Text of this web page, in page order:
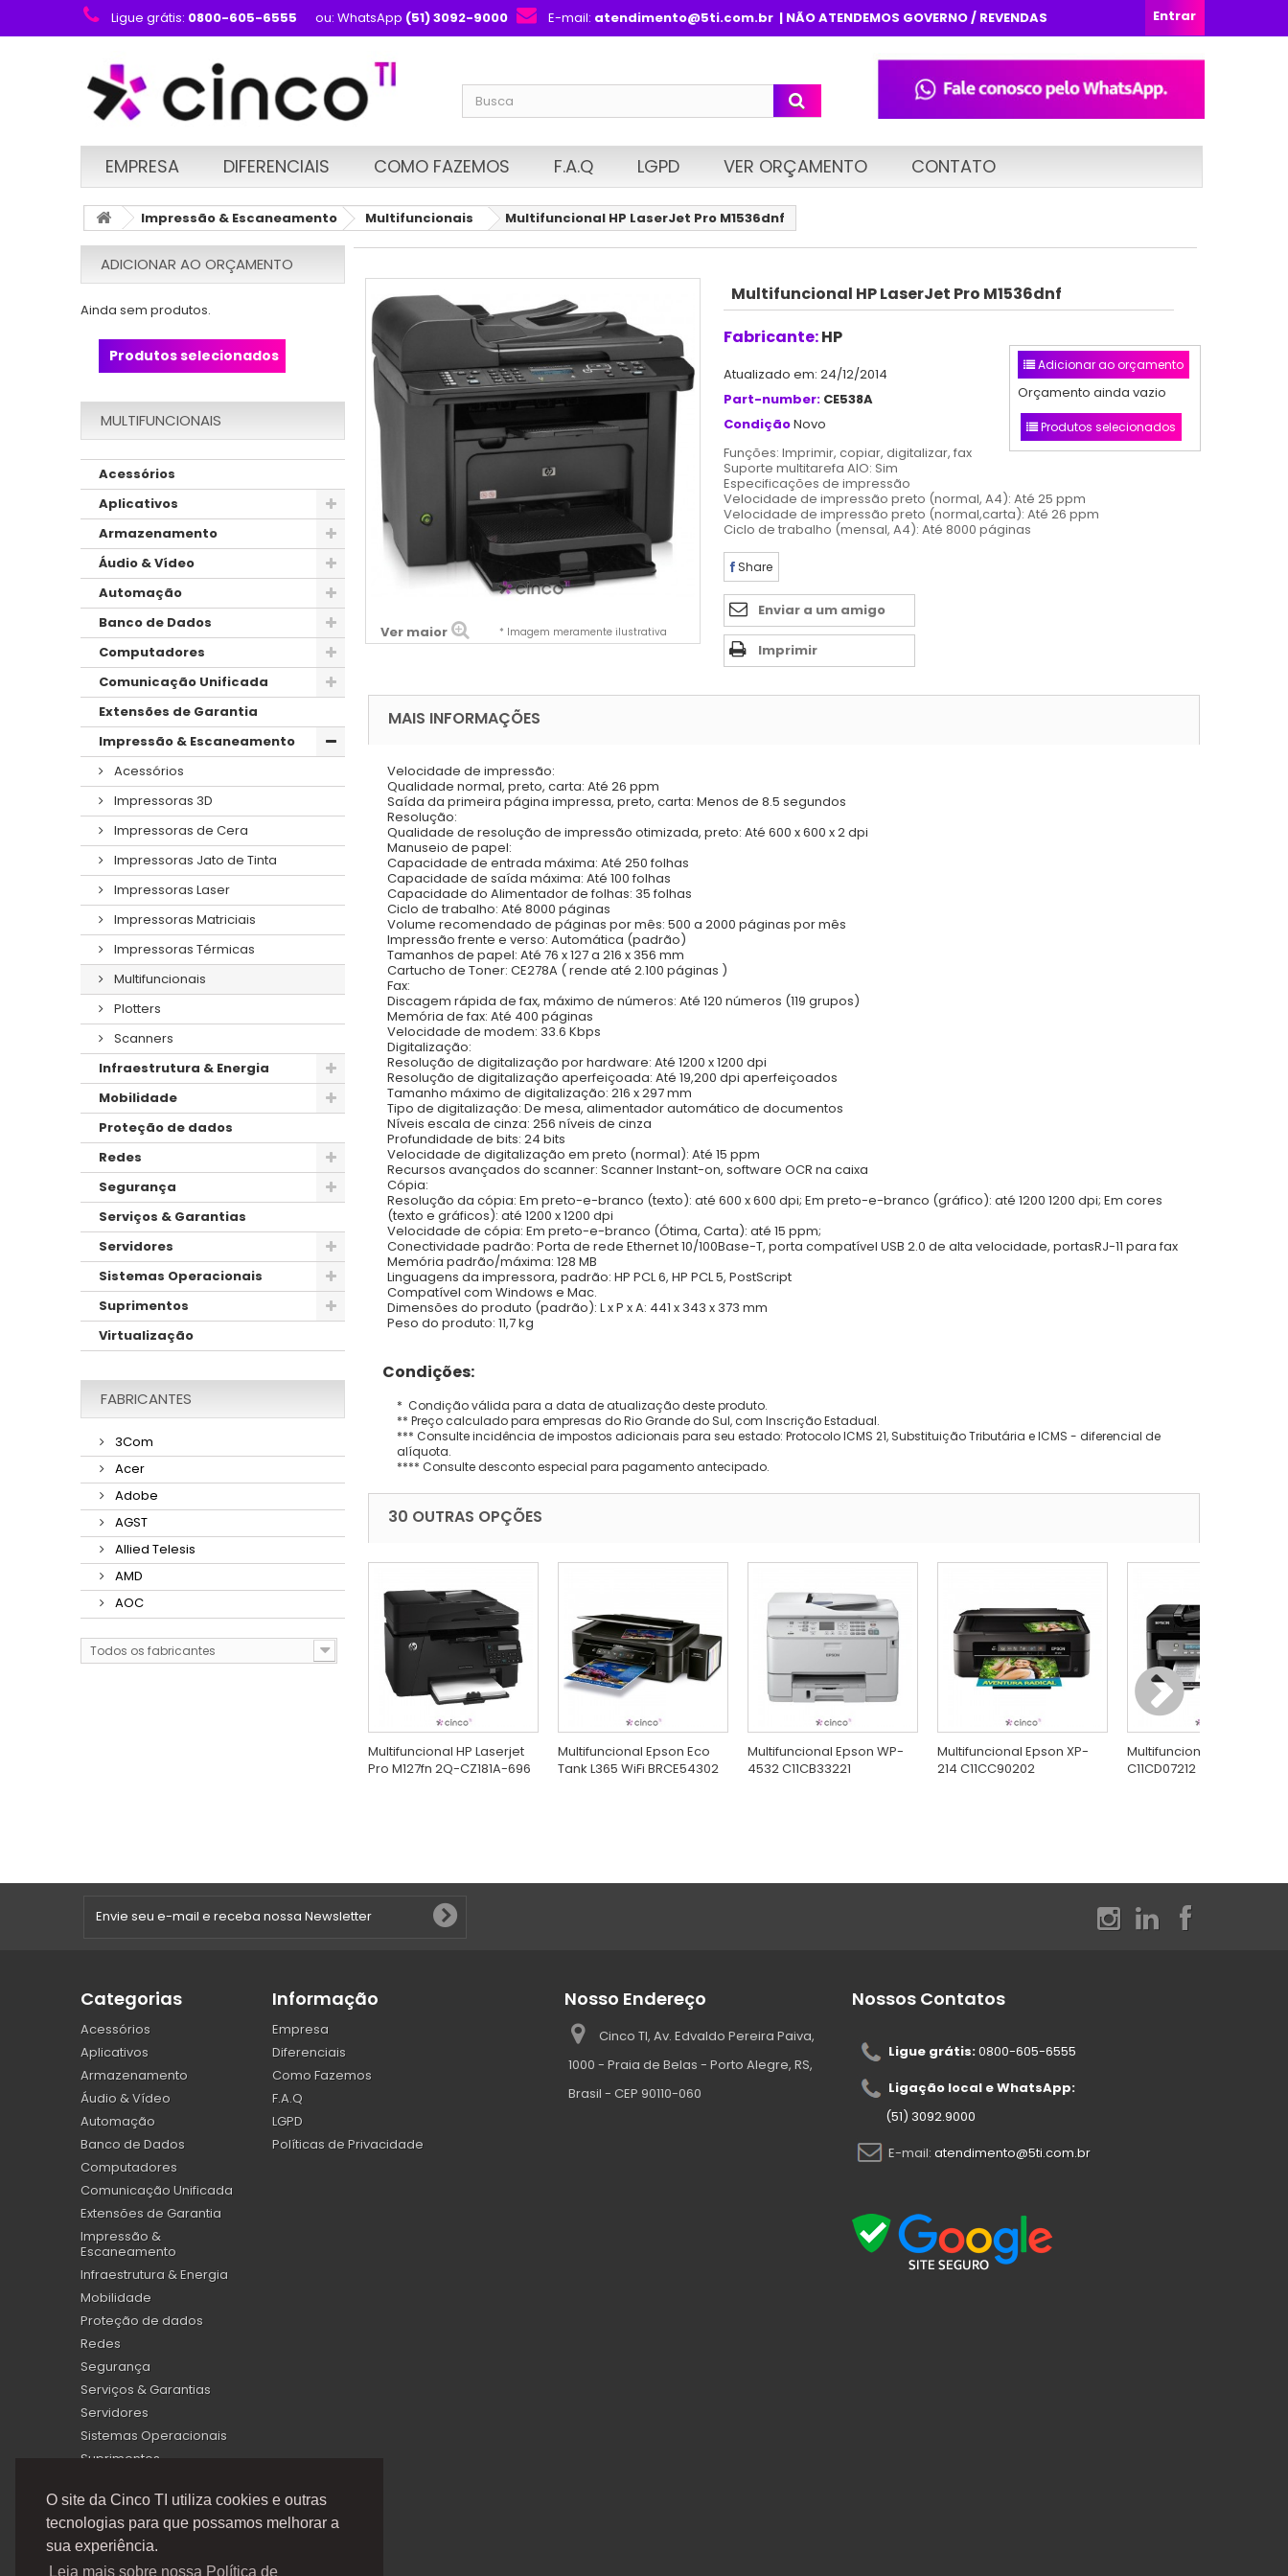
O site da Cinco TI utiliza cookies e outras
tecnologias para que possamos melhorar a
sua experiência.
Leia mais sobre nossa Política de
Entrar
Ligue grátis: 0800-605-6555 ou: WhatsApp (51) 3092-9000 E-mail: atendimento@5ti.com.br| NÃO ATENDEMOS GOVERNO / REVENDAS
EMPRESA DIFERENCIAIS COMO FAZEMOS F.A.Q LGPD VER ORÇAMENTO CONTATO
Impressão & Escaneamento Multifuncionais Multifuncional HP LaserJet Pro M1536dnf
ADICIONAR AO ORÇAMENTO
Ainda sem produtos.
Produtos selecionados
MULTIFUNCIONAIS
Acessórios
Aplicativos
Armazenamento
Áudio & Vídeo
Automação
Banco de Dados
Computadores
Comunicação Unificada
Extensões de Garantia
Impressão & Escaneamento
Acessórios
Impressoras 3D
Impressoras de Cera
Impressoras Jato de Tinta
Impressoras Laser
Impressoras Matriciais
Impressoras Térmicas
Multifuncionais
Plotters
Scanners
Infraestrutura & Energia
Mobilidade
Proteção de dados
Redes
Segurança
Serviços & Garantias
Servidores
Sistemas Operacionais
Suprimentos
Virtualização
FABRICANTES
3Com
Acer
Adobe
AGST
Allied Telesis
AMD
AOC
Todos os fabricantes
Ver maior * Imagem meramente ilustrativa
Multifuncional HP LaserJet Pro M1536dnf
Fabricante:HP
Atualizado em: 24/12/2014
Part-number: CE538A
CondiçãoNovo
Funções: Imprimir, copiar, digitalizar, fax
Suporte multitarefa AIO: Sim
Especificações de impressão
Velocidade de impressão preto (normal, A4): Até 25 ppm
Velocidade de impressão preto (normal,carta): Até 26 ppm
Ciclo de trabalho (mensal, A4): Até 8000 páginas
Share
Enviar a um amigo
Imprimir
Adicionar ao orçamento
Orçamento ainda vazio
Produtos selecionados
MAIS INFORMAÇÕES
Velocidade de impressão:
Qualidade normal, preto, carta: Até 26 ppm
Saída da primeira página impressa, preto, carta: Menos de 8.5 segundos
Resolução:
Qualidade de resolução de impressão otimizada, preto: Até 600 x 600 x 2 dpi
Manuseio de papel:
Capacidade de entrada máxima: Até 250 folhas
Capacidade de saída máxima: Até 100 folhas
Capacidade do Alimentador de folhas: 35 folhas
Ciclo de trabalho: Até 8000 páginas
Volume recomendado de páginas por mês: 500 a 2000 páginas por mês
Impressão frente e verso: Automática (padrão)
Tamanhos de papel: Até 76 x 127 a 216 x 356 mm
Cartucho de Toner: CE278A ( rende até 2.100 páginas )
Fax:
Discagem rápida de fax, máximo de números: Até 120 números (119 grupos)
Memória de fax: Até 400 páginas
Velocidade de modem: 33.6 Kbps
Digitalização:
Resolução de digitalização por hardware: Até 1200 x 1200 dpi
Resolução de digitalização aperfeiçoada: Até 19,200 dpi aperfeiçoados
Tamanho máximo de digitalização: 216 x 297 mm
Tipo de digitalização: De mesa, alimentador automático de documentos
Níveis escala de cinza: 256 níveis de cinza
Profundidade de bits: 24 bits
Velocidade de digitalização em preto (normal): Até 15 ppm
Recursos avançados do scanner: Scanner Instant-on, software OCR na caixa
Cópia:
Resolução da cópia: Em preto-e-branco (texto): até 600 x 600 dpi; Em preto-e-branco (gráfico): até 1200 1200 dpi; Em cores
(texto e gráficos): até 1200 x 1200 dpi
Velocidade de cópia: Em preto-e-branco (Ótima, Carta): até 15 ppm;
Conectividade padrão: Porta de rede Ethernet 10/100Base-T, porta compatível USB 2.0 de alta velocidade, portasRJ-11 para fax
Memória padrão/máxima: 128 MB
Linguagens da impressora, padrão: HP PCL 6, HP PCL 5, PostScript
Compatível com Windows e Mac.
Dimensões do produto (padrão): L x P x A: 441 x 343 x 373 mm
Peso do produto: 11,7 kg
Condições:
* Condição válida para a data de atualização deste produto.
** Preço calculado para empresas do Rio Grande do Sul, com Inscrição Estadual.
*** Consulte incidência de impostos adicionais para seu estado: Protocolo ICMS 21, Substituição Tributária e ICMS - diferencial de
alíquota.
**** Consulte desconto especial para pagamento antecipado.
30 OUTRAS OPÇÕES
Multifuncional HP Laserjet
Pro M127fn 2Q-CZ181A-696
Multifuncional Epson Eco
Tank L365 WiFi BRCE54302
Multifuncional Epson WP-
4532 C11CB33221
Multifuncional Epson XP-
214 C11CC90202
Multifuncional Epson
C11CD07212
Categorias
Acessórios
Aplicativos
Armazenamento
Áudio & Vídeo
Automação
Banco de Dados
Computadores
Comunicação Unificada
Extensões de Garantia
Impressão &
Escaneamento
Infraestrutura & Energia
Mobilidade
Proteção de dados
Redes
Segurança
Serviços & Garantias
Servidores
Sistemas Operacionais
Suprimentos
Informação
Empresa
Diferenciais
Como Fazemos
F.A.Q
LGPD
Políticas de Privacidade
Nosso Endereço
Cinco TI, Av. Edvaldo Pereira Paiva,
1000 - Praia de Belas - Porto Alegre, RS,
Brasil - CEP 90110-060
Nossos Contatos
Ligue grátis:0800-605-6555
Ligação local e WhatsApp:
(51) 3092.9000
E-mail: atendimento@5ti.com.br